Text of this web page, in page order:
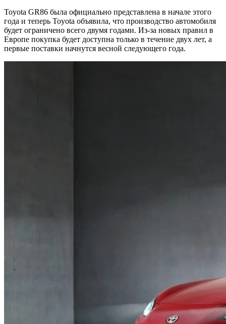
Toyota GR86 была официально представлена ​​в начале этого
года и теперь Toyota объявила, что производство автомобиля
будет ограничено всего двумя годами. Из-за новых правил в
Европе покупка будет доступна только в течение двух лет, а
первые поставки начнутся весной следующего года.